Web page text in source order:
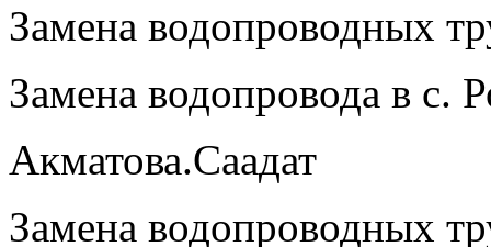
Замена водопроводных
Замена водопровода в с.
Акматова.Саадат
Замена водопроводных